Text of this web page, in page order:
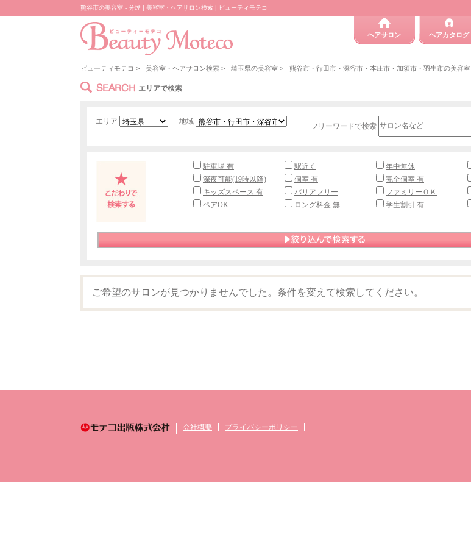
熊谷市の美容室 - 分煙 | 美容室・ヘアサロン検索 | ビューティモテコ
ヘアサロン ヘアカタログ
ビューティモテコ > 美容室・ヘアサロン検索 > 埼玉県の美容室 > 熊谷市・行田市・深谷市・本庄市・加須市・羽生市の美容室
SEARCH エリアで検索
エリア 地域
フリーワードで検索
駐車場 有 駅近く 年中無休
深夜可能(19時以降)
個室 有 完全個室 有
キッズスペース 有
バリアフリー ファミリーＯＫ
ペアOK
ロング料金 無 学生割引 有
ご希望のサロンが見つかりませんでした。条件を変えて検索してください。
会社概要 プライバシーポリシー